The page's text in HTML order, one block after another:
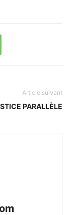
Article suivant
PARALLÈLE